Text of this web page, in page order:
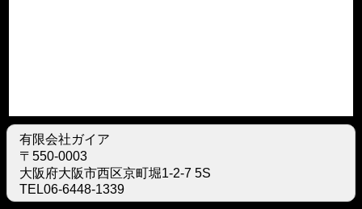
有限会社ガイア
〒550-0003
大阪府大阪市西区京町堀1-2-7 5S
TEL06-6448-1339